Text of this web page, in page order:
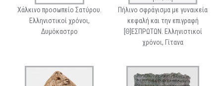
Χάλκινο προσωπείο Σατύρου.
Ελληνιστικοί χρόνοι,
Δυμόκαστρο
Πήλινο σφράγισμα με γυναικεία
κεφαλή και την επιγραφή
[Θ]ΕΣΠΡΩΤΩΝ. Ελληνιστικοί
χρόνοι, Γίτανα